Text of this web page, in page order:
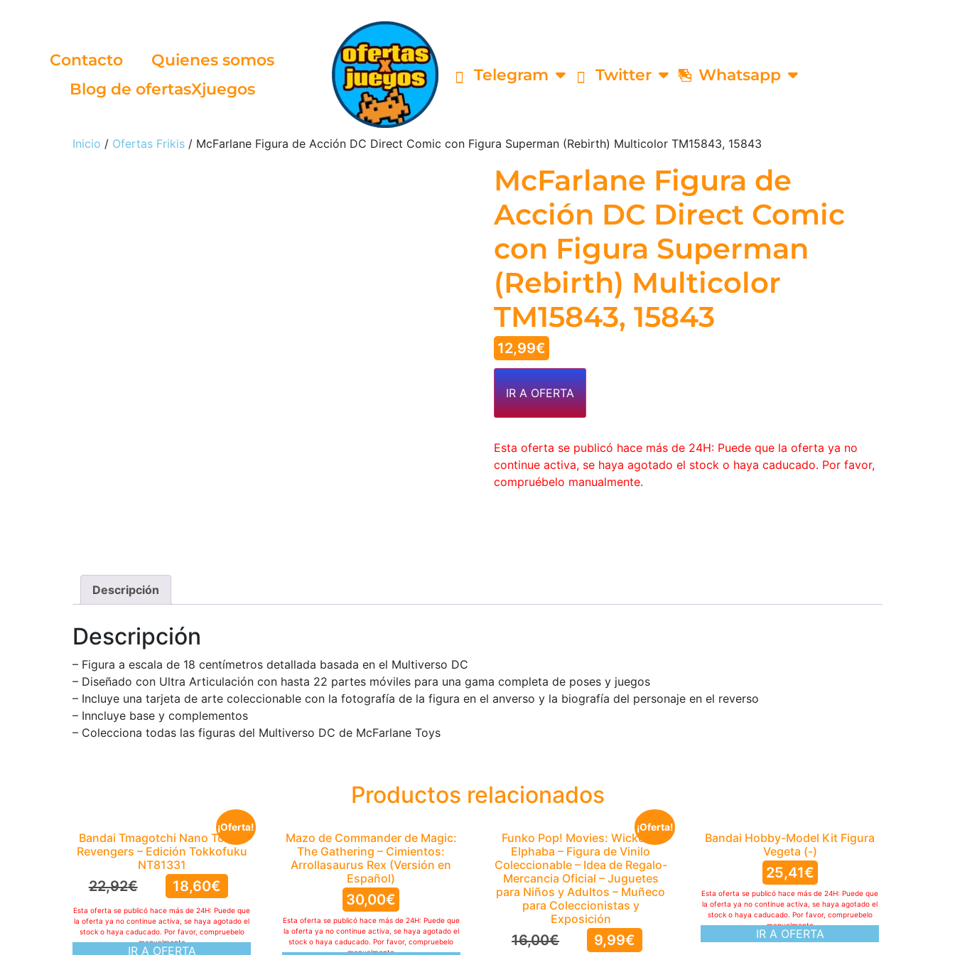
Contacto
Quienes somos
Blog de ofertasXjuegos
Telegram Twitter Whatsapp
Inicio / Ofertas Frikis / McFarlane Figura de Acción DC Direct Comic con Figura Superman (Rebirth) Multicolor TM15843, 15843
McFarlane Figura de
Acción DC Direct Comic
con Figura Superman
(Rebirth) Multicolor
TM15843, 15843
12,99€
IR A OFERTA
Esta oferta se publicó hace más de 24H: Puede que la oferta ya no
continue activa, se haya agotado el stock o haya caducado. Por favor,
compruébelo manualmente.
Descripción
Descripción
– Figura a escala de 18 centímetros detallada basada en el Multiverso DC
– Diseñado con Ultra Articulación con hasta 22 partes móviles para una gama completa de poses y juegos
– Incluye una tarjeta de arte coleccionable con la fotografía de la figura en el anverso y la biografía del personaje en el reverso
– Inncluye base y complementos
– Colecciona todas las figuras del Multiverso DC de McFarlane Toys
Productos relacionados
¡Oferta!
Bandai Tmagotchi Nano Tokyo
Revengers – Edición Tokkofuku
NT81331
22,92€ 18,60€
IR A OFERTA
Esta oferta se publicó hace más de 24H: Puede que
la oferta ya no continue activa, se haya agotado el
stock o haya caducado. Por favor, compruebelo
manualmente
Mazo de Commander de Magic:
The Gathering – Cimientos:
Arrollasaurus Rex (Versión en
Español)
30,00€
Esta oferta se publicó hace más de 24H: Puede que
la oferta ya no continue activa, se haya agotado el
stock o haya caducado. Por favor, compruebelo
manualmente
¡Oferta!
Funko Pop! Movies: Wicked –
Elphaba – Figura de Vinilo
Coleccionable – Idea de Regalo-
Mercancia Oficial – Juguetes
para Niños y Adultos – Muñeco
para Coleccionistas y
Exposición
16,00€ 9,99€
Bandai Hobby-Model Kit Figura
Vegeta (-)
25,41€
IR A OFERTA
Esta oferta se publicó hace más de 24H: Puede que
la oferta ya no continue activa, se haya agotado el
stock o haya caducado. Por favor, compruebelo
manualmente